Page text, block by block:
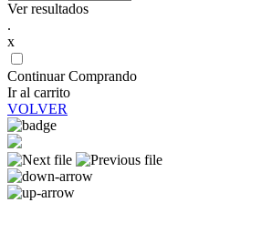
Ver resultados
.
x
Continuar Comprando
Ir al carrito
VOLVER